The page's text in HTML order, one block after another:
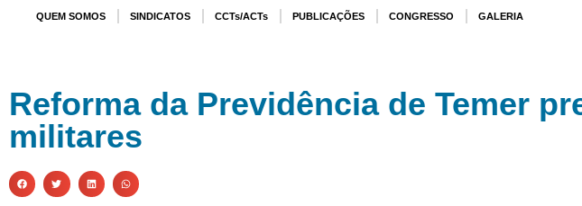
QUEM SOMOS SINDICATOS CCTs/ACTs PUBLICAÇÕES CONGRESSO GALERIA
Reforma da Previdência de Temer
militares